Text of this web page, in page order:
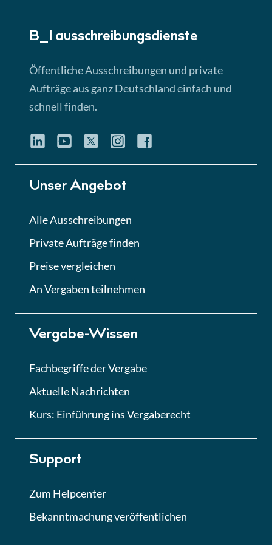
Lektion 3
► 4:31 Min
Quiz
Eignung im Vergabeverfahren
Lektion 6
Abgabe von Angeboten
Lektion
Lektion 7
Finales Quiz
B_I ausschreibungs­dienste
Öffentliche Ausschreibungen und private
Aufträge aus ganz Deutschland einfach und
schnell finden.
Unser Angebot
Alle Ausschreibungen
Private Aufträge finden
Preise vergleichen
An Vergaben teilnehmen
Vergabe-Wissen
Fachbegriffe der Vergabe
Aktuelle Nachrichten
Kurs: Einführung ins Vergaberecht
Support
Zum Helpcenter
Bekanntmachung veröffentlichen